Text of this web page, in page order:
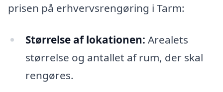
prisen på erhvervsrengøring i Tarm:
Størrelse af lokationen: Arealets
størrelse og antallet af rum, der skal
rengøres.